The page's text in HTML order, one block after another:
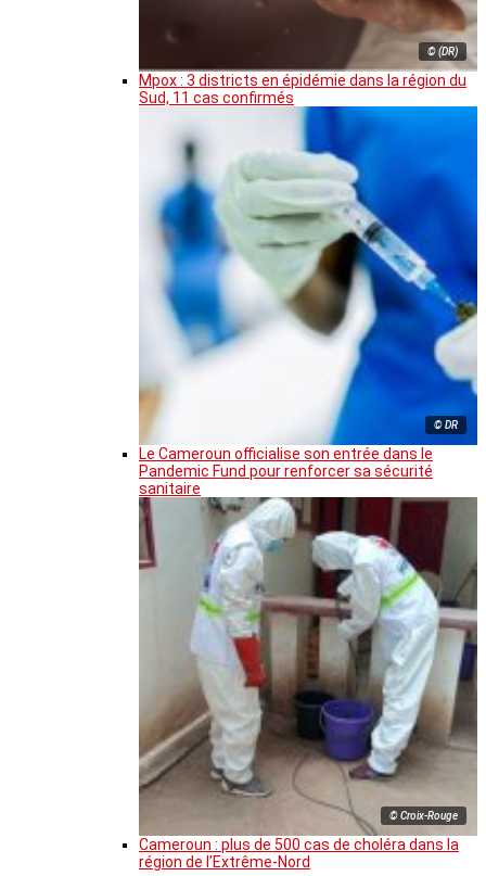
© (DR)
Mpox : 3 districts en épidémie dans la région du
Sud, 11 cas confirmés
© DR
Le Cameroun officialise son entrée dans le
Pandemic Fund pour renforcer sa sécurité
sanitaire
© Croix-Rouge
Cameroun : plus de 500 cas de choléra dans la
région de l’Extrême-Nord